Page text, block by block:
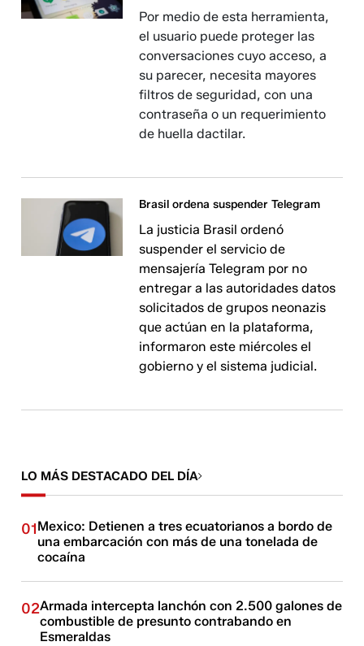
Por medio de esta herramienta,
el usuario puede proteger las
conversaciones cuyo acceso, a
su parecer, necesita mayores
filtros de seguridad, con una
contraseña o un requerimiento
de huella dactilar.
Brasil ordena suspender Telegram
La justicia Brasil ordenó
suspender el servicio de
mensajería Telegram por no
entregar a las autoridades datos
solicitados de grupos neonazis
que actúan en la plataforma,
informaron este miércoles el
gobierno y el sistema judicial.
LO MÁS DESTACADO DEL DÍA
01Mexico: Detienen a tres ecuatorianos a bordo de
una embarcación con más de una tonelada de
cocaína
02Armada intercepta lanchón con 2.500 galones de
combustible de presunto contrabando en
Esmeraldas